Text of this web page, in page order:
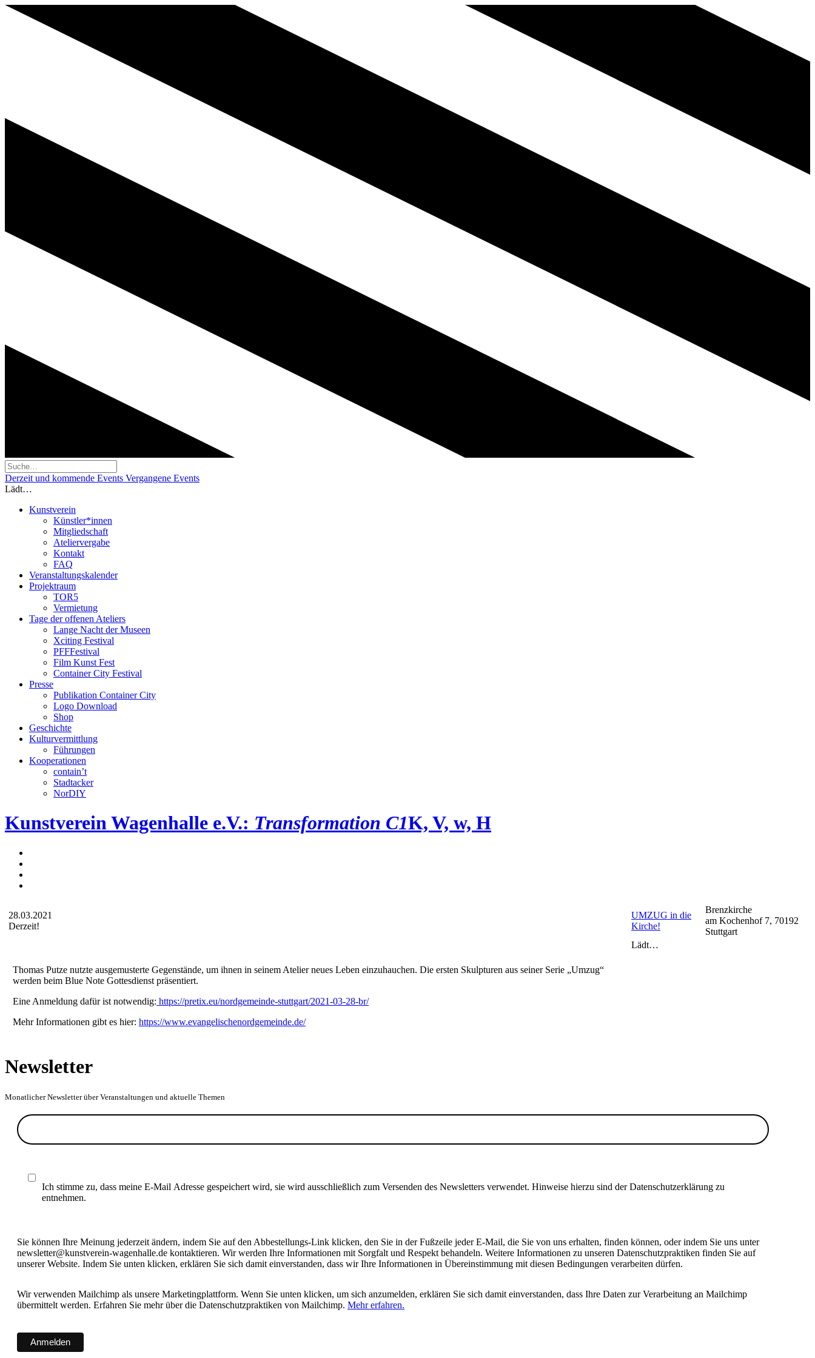
Derzeit und kommende Events Vergangene Events
Lädt…
Kunstverein
Künstler*innen
Mitgliedschaft
Ateliervergabe
Kontakt
FAQ
Veranstaltungskalender
Projektraum
TOR5
Vermietung
Tage der offenen Ateliers
Lange Nacht der Museen
Xciting Festival
PFFFestival
Film Kunst Fest
Container City Festival
Presse
Publikation Container City
Logo Download
Shop
Geschichte
Kulturvermittlung
Führungen
Kooperationen
contain’t
Stadtacker
NorDIY
Kunstverein Wagenhalle e.V.: Transformation C1K, V, w, H
28.03.2021
Derzeit!
UMZUG in die
Kirche!
Brenzkirche
am Kochenhof 7, 70192
Stuttgart
Lädt…
Thomas Putze nutzte ausgemusterte Gegenstände, um ihnen in seinem Atelier neues Leben einzuhauchen. Die ersten Skulpturen aus seiner Serie „Umzug“
werden beim Blue Note Gottesdienst präsentiert.
Eine Anmeldung dafür ist notwendig: https://pretix.eu/nordgemeinde-stuttgart/2021-03-28-br/
Mehr Informationen gibt es hier: https://www.evangelischenordgemeinde.de/
Newsletter
Monatlicher Newsletter über Veranstaltungen und aktuelle Themen
Ich stimme zu, dass meine E-Mail Adresse gespeichert wird, sie wird ausschließlich zum Versenden des Newsletters verwendet. Hinweise hierzu sind der Datenschutzerklärung zu
entnehmen.
Sie können Ihre Meinung jederzeit ändern, indem Sie auf den Abbestellungs-Link klicken, den Sie in der Fußzeile jeder E-Mail, die Sie von uns erhalten, finden können, oder indem Sie uns unter
newsletter@kunstverein-wagenhalle.de kontaktieren. Wir werden Ihre Informationen mit Sorgfalt und Respekt behandeln. Weitere Informationen zu unseren Datenschutzpraktiken finden Sie auf
unserer Website. Indem Sie unten klicken, erklären Sie sich damit einverstanden, dass wir Ihre Informationen in Übereinstimmung mit diesen Bedingungen verarbeiten dürfen.
Wir verwenden Mailchimp als unsere Marketingplattform. Wenn Sie unten klicken, um sich anzumelden, erklären Sie sich damit einverstanden, dass Ihre Daten zur Verarbeitung an Mailchimp
übermittelt werden. Erfahren Sie mehr über die Datenschutzpraktiken von Mailchimp. Mehr erfahren.